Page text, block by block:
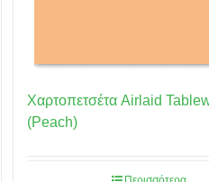
Χαρτοπετσέτα Airlaid
(Peach)